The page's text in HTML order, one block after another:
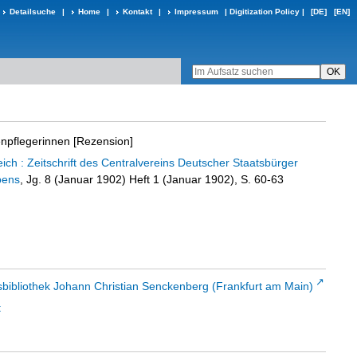
Detailsuche | Home | Kontakt | Impressum | Digitization Policy | [DE] [EN]
[Rezension]
: Zeitschrift des Centralvereins Deutscher Staatsbürger
, Jg. 8 (Januar 1902) Heft 1 (Januar 1902), S. 60-63
Johann Christian Senckenberg (Frankfurt am Main)